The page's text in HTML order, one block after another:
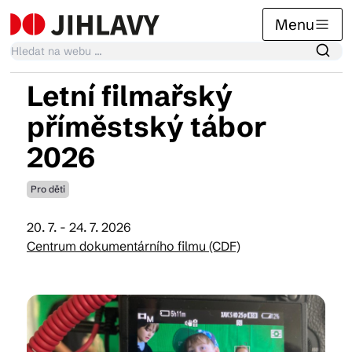
Menu
Kalendář akcí
Tradiční akce
Články
Praktické info
Letní filmařský
příměstský tábor
2026
Pro děti
20. 7. - 24. 7. 2026
Centrum dokumentárního filmu (CDF)